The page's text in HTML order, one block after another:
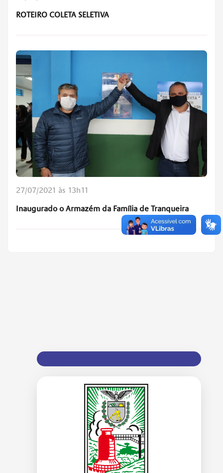
ROTEIRO COLETA SELETIVA
27/07/2021 às 13h11
Inaugurado o Armazém da Família de Tranqueira